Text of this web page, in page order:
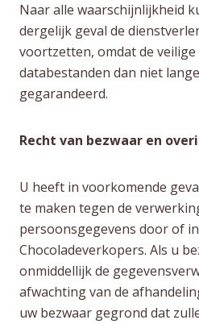
Naar alle waarschijnlijkheid
dergelijk geval de
voortzetten, omdat de
databestanden dan niet
gegarandeerd.
Recht van bezwaar en
U heeft in voorkomende
te maken tegen de
persoonsgegevens door of
Chocoladeverkopers. Als u
onmiddellijk de
afwachting van de
uw bezwaar gegrond dat